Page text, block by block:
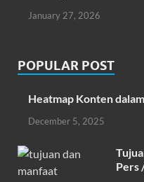
January 27, 2026
POPULAR POST
Heatmap Konten
December 5, 2025
Pers